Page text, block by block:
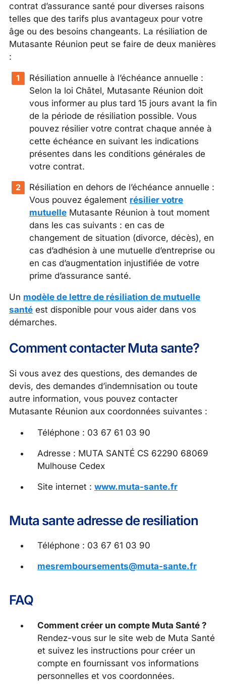
contrat d’assurance santé pour diverses raisons
telles que des tarifs plus avantageux pour votre
âge ou des besoins changeants. La résiliation de
Mutasante Réunion peut se faire de deux manières
:
Résiliation annuelle à l’échéance annuelle :
Selon la loi Châtel, Mutasante Réunion doit
vous informer au plus tard 15 jours avant la fin
de la période de résiliation possible. Vous
pouvez résilier votre contrat chaque année à
cette échéance en suivant les indications
présentes dans les conditions générales de
votre contrat.
Résiliation en dehors de l’échéance annuelle :
Vous pouvez également résilier votre
mutuelle Mutasante Réunion à tout moment
dans les cas suivants : en cas de
changement de situation (divorce, décès), en
cas d’adhésion à une mutuelle d’entreprise ou
en cas d’augmentation injustifiée de votre
prime d’assurance santé.
Un modèle de lettre de résiliation de mutuelle
santé est disponible pour vous aider dans vos
démarches.
Comment contacter Muta sante?
Si vous avez des questions, des demandes de
devis, des demandes d’indemnisation ou toute
autre information, vous pouvez contacter
Mutasante Réunion aux coordonnées suivantes :
Téléphone : 03 67 61 03 90
Adresse : MUTA SANTÉ CS 62290 68069
Mulhouse Cedex
Site internet : www.muta-sante.fr
Muta sante adresse de resiliation
Téléphone : 03 67 61 03 90
mesremboursements@muta-sante.fr
FAQ
Comment créer un compte Muta Santé ?
Rendez-vous sur le site web de Muta Santé
et suivez les instructions pour créer un
compte en fournissant vos informations
personnelles et vos coordonnées.